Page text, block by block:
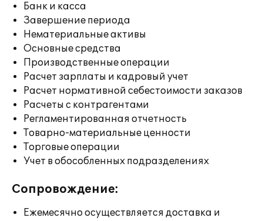
Банк и касса
Завершение периода
Нематериальные активы
Основные средства
Производственные операции
Расчет зарплаты и кадровый учет
Расчет нормативной себестоимости заказов
Расчеты с контрагентами
Регламентированная отчетность
Товарно-материальные ценности
Торговые операции
Учет в обособленных подразделениях
Сопровождение:
Ежемесячно осуществляется доставка и